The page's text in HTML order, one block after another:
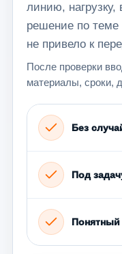
линию, нагрузку,
решение по теме
не привело к
После проверки
материалы, сроки,
Без
Под
Понятный